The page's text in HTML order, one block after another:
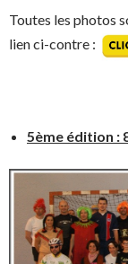
Toutes les photos
lien ci-contre :
5ème édition :